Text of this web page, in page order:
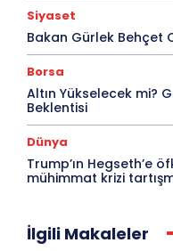
Siyaset
Bakan Gürlek Behçet
Borsa
Altın Yükselecek mi?
Beklentisi
Dünya
Trump’ın Hegseth’e
mühimmat krizi
İlgili Makaleler